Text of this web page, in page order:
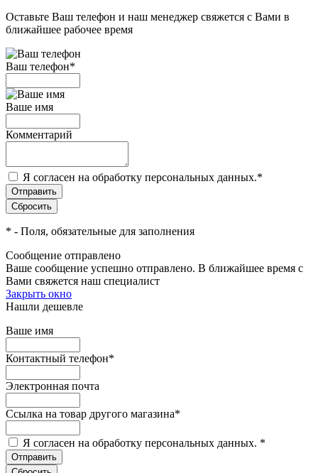
Оставьте Ваш телефон и наш менеджер свяжется с Вами в
ближайшее рабочее время
Ваш телефон*
Ваше имя
Комментарий
Я согласен на обработку персональных данных.*
* - Поля, обязательные для заполнения
Сообщение отправлено
Ваше сообщение успешно отправлено. В ближайшее время с
Вами свяжется наш специалист
Закрыть окно
Нашли дешевле
Ваше имя
Контактный телефон*
Электронная почта
Ссылка на товар другого магазина*
Я согласен на обработку персональных данных. *